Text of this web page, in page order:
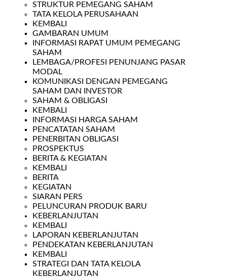
STRUKTUR PEMEGANG SAHAM
TATA KELOLA PERUSAHAAN
KEMBALI
GAMBARAN UMUM
INFORMASI RAPAT UMUM PEMEGANG
SAHAM
LEMBAGA/PROFESI PENUNJANG PASAR
MODAL
KOMUNIKASI DENGAN PEMEGANG
SAHAM DAN INVESTOR
SAHAM & OBLIGASI
KEMBALI
INFORMASI HARGA SAHAM
PENCATATAN SAHAM
PENERBITAN OBLIGASI
PROSPEKTUS
BERITA & KEGIATAN
KEMBALI
BERITA
KEGIATAN
SIARAN PERS
PELUNCURAN PRODUK BARU
KEBERLANJUTAN
KEMBALI
LAPORAN KEBERLANJUTAN
PENDEKATAN KEBERLANJUTAN
KEMBALI
STRATEGI DAN TATA KELOLA
KEBERLANJUTAN